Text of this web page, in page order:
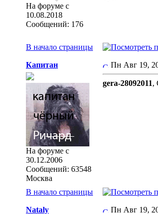
На форуме с
10.08.2018
Сообщений: 176
В начало страницы
Капитан
На форуме с
30.12.2006
Сообщений: 63548
Москва
Пн Авг 19,
gera-28092011,
В начало страницы
Nataly Пн Авг 19,